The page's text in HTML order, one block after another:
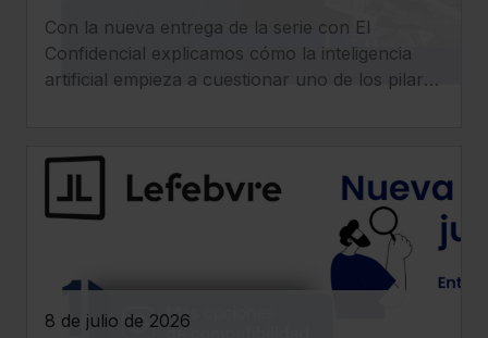
era del ‘superabogado’
Con la nueva entrega de la serie con El
Confidencial explicamos cómo la inteligencia
artificial empieza a cuestionar uno de los pilares
8 de julio de 2026